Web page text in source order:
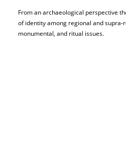
From an archaeological perspective
of identity among regional and
monumental, and ritual issues.